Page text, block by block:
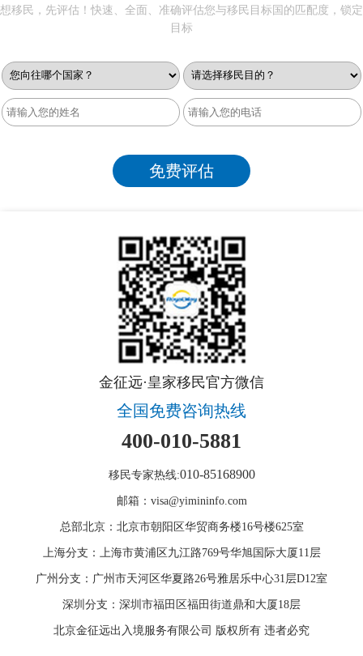
想移民，先评估！快速、全面、准确评估您与移民目标国的匹配度，锁定
目标
金征远·皇家移民官方微信
全国免费咨询热线
400-010-5881
移民专家热线:010-85168900
邮箱：visa@yimininfo.com
总部北京：北京市朝阳区华贸商务楼16号楼625室
上海分支：上海市黄浦区九江路769号华旭国际大厦11层
广州分支：广州市天河区华夏路26号雅居乐中心31层D12室
深圳分支：深圳市福田区福田街道鼎和大厦18层
北京金征远出入境服务有限公司 版权所有 违者必究